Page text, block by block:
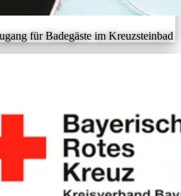
für Badegäste im Kreuzsteinbad